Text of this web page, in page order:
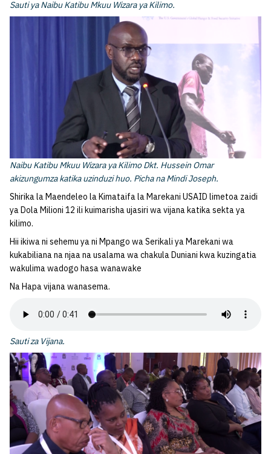
Sauti ya Naibu Katibu Mkuu Wizara ya Kilimo.
Naibu Katibu Mkuu Wizara ya Kilimo Dkt. Hussein Omar
akizungumza katika uzinduzi huo. Picha na Mindi Joseph.
Shirika la Maendeleo la Kimataifa la Marekani USAID limetoa zaidi
ya Dola Milioni 12 ili kuimarisha ujasiri wa vijana katika sekta ya
kilimo.
Hii ikiwa ni sehemu ya ni Mpango wa Serikali ya Marekani wa
kukabiliana na njaa na usalama wa chakula Duniani kwa kuzingatia
wakulima wadogo hasa wanawake
Na Hapa vijana wanasema.
Sauti za Vijana.